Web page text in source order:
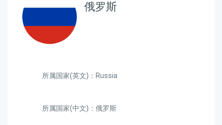
俄罗斯
所属国家(英文)：Russia
所属国家(中文)：俄罗斯